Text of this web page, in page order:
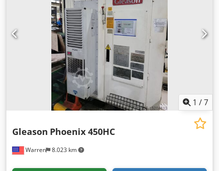
1 /7
Warren 8.023 km
Gleason Phoenix 450HC